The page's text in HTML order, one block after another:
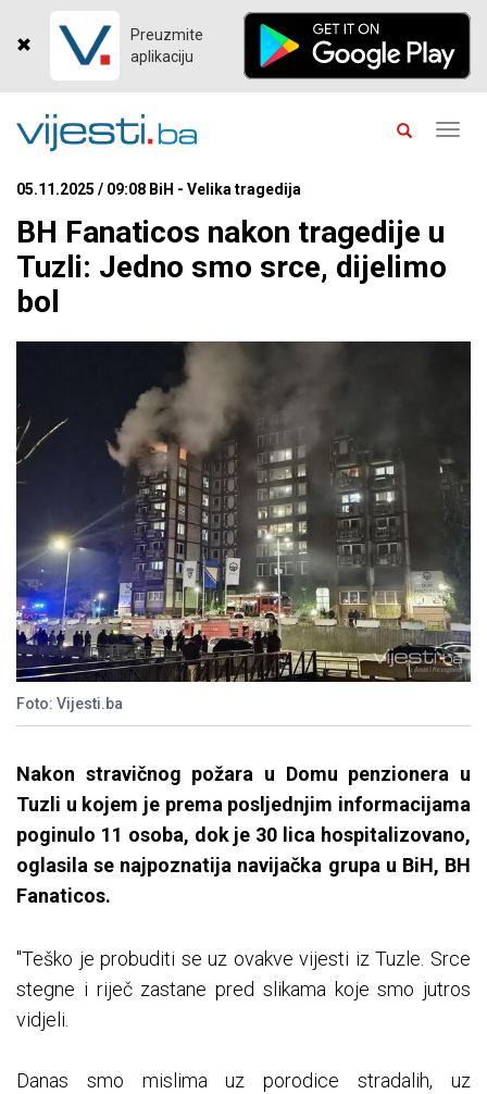
Preuzmite
aplikaciju
05.11.2025 / 09:08 BiH - Velika tragedija
BH Fanaticos nakon tragedije u
Tuzli: Jedno smo srce, dijelimo
bol
Foto: Vijesti.ba
Nakon stravičnog požara u Domu penzionera u
Tuzli u kojem je prema posljednjim informacijama
poginulo 11 osoba, dok je 30 lica hospitalizovano,
oglasila se najpoznatija navijačka grupa u BiH, BH
Fanaticos.
"Teško je probuditi se uz ovakve vijesti iz Tuzle. Srce
stegne i riječ zastane pred slikama koje smo jutros
vidjeli.
Danas smo mislima uz porodice stradalih, uz